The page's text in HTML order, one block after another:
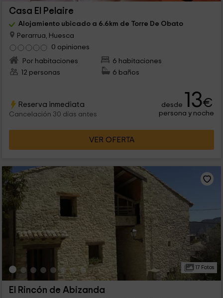
Casa El Pelaire
Alojamiento ubicado a 6.6km de Torre De Obato
Perarrua, Huesca
0 opiniones
Por habitaciones
6 habitaciones
12 personas
6 baños
Reserva inmediata
Cancelación 30 días antes
desde 13€
persona y noche
VER OFERTA
17 Fotos
El Rincón de Abizanda